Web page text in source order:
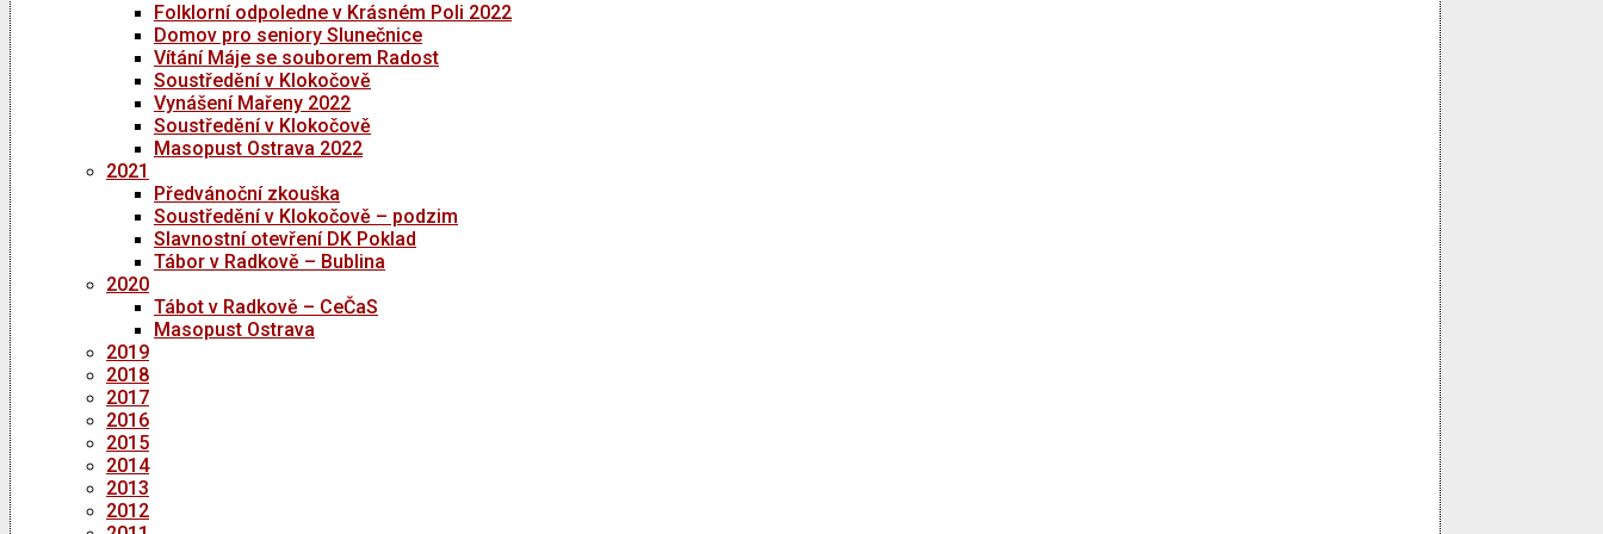
Folklorní odpoledne v Krásném Poli 2022
Domov pro seniory Slunečnice
Vítání Máje se souborem Radost
Soustředění v Klokočově
Vynášení Mařeny 2022
Soustředění v Klokočově
Masopust Ostrava 2022
2021
Předvánoční zkouška
Soustředění v Klokočově – podzim
Slavnostní otevření DK Poklad
Tábor v Radkově – Bublina
2020
Tábot v Radkově – CeČaS
Masopust Ostrava
2019
2018
2017
2016
2015
2014
2013
2012